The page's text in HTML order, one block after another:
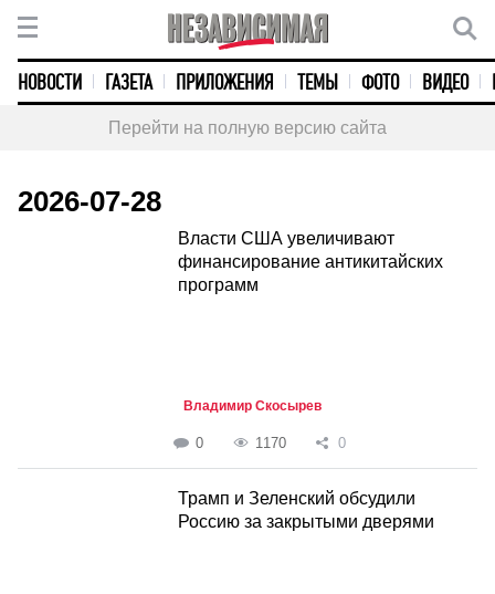
НОВОСТИ ГАЗЕТА ПРИЛОЖЕНИЯ ТЕМЫ ФОТО ВИДЕО
Перейти на полную версию сайта
2026-07-28
Власти США увеличивают
финансирование антикитайских
программ
Владимир Скосырев
0 1170 0
Трамп и Зеленский обсудили
Россию за закрытыми дверями